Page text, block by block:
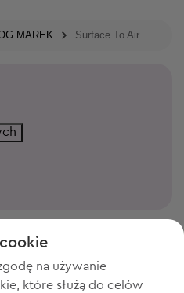
MAREK Surface To Air
na używanie
które służą do celów